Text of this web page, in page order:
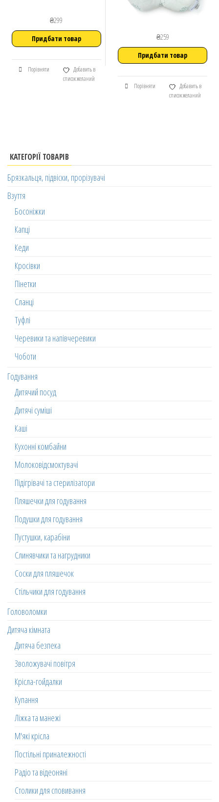
₴299
Придбати товар
Порівняти
Добавить в
список желаний
₴259
Придбати товар
Порівняти
Добавить в
список желаний
КАТЕГОРІЇ ТОВАРІВ
Брязкальця, підвіски, прорізувачі
Взуття
Босоніжки
Капці
Кеди
Кросівки
Пінетки
Сланці
Туфлі
Черевики та напівчеревики
Чоботи
Годування
Дитячий посуд
Дитячі суміші
Каші
Кухонні комбайни
Молоковідсмоктувачі
Підігрівачі та стерилізатори
Пляшечки для годування
Подушки для годування
Пустушки, карабіни
Слинявчики та нагрудники
Соски для пляшечок
Стільчики для годування
Головоломки
Дитяча кімната
Дитяча безпека
Зволожувачі повітря
Крісла-гойдалки
Купання
Ліжка та манежі
М'які крісла
Постільні приналежності
Радіо та відеоняні
Столики для сповивання